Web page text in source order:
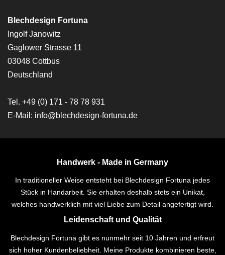
Blechdesign Fortuna
Ingolf Janowitz
Gaglower Strasse 11
03048 Cottbus
Deutschland
Tel. +49 (0) 171 - 78 78 931
E-Mail: info@blechdesign-fortuna.de
Handwerk - Made in Germany
In traditioneller Weise entsteht bei Blechdesign Fortuna jedes
Stück in Handarbeit. Sie erhalten deshalb stets ein Unikat,
welches handwerklich mit viel Liebe zum Detail angefertigt wird.
Leidenschaft und Qualität
Blechdesign Fortuna gibt es nunmehr seit 10 Jahren und erfreut
sich hoher Kundenbeliebheit. Meine Produkte kombinieren beste,